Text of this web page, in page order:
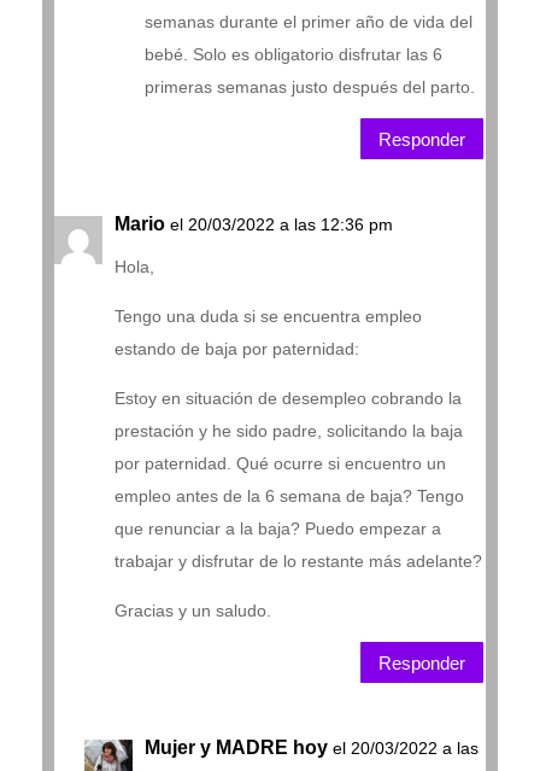
semanas durante el primer año de vida del
bebé. Solo es obligatorio disfrutar las 6
primeras semanas justo después del parto.
Responder
Mario el 20/03/2022 a las 12:36 pm
Hola,
Tengo una duda si se encuentra empleo
estando de baja por paternidad:
Estoy en situación de desempleo cobrando la
prestación y he sido padre, solicitando la baja
por paternidad. Qué ocurre si encuentro un
empleo antes de la 6 semana de baja? Tengo
que renunciar a la baja? Puedo empezar a
trabajar y disfrutar de lo restante más adelante?
Gracias y un saludo.
Responder
Mujer y MADRE hoy el 20/03/2022 a las